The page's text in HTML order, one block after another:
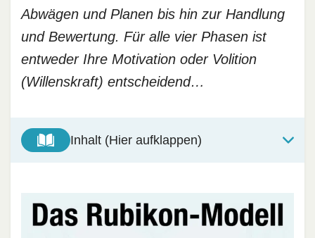
Abwägen und Planen bis hin zur Handlung
und Bewertung. Für alle vier Phasen ist
entweder Ihre Motivation oder Volition
(Willenskraft) entscheidend…
Inhalt (Hier aufklappen)